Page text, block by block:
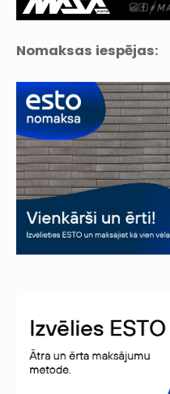
Nomaksas iespējas: